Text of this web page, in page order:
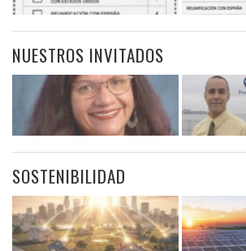
NUESTROS INVITADOS
SOSTENIBILIDAD